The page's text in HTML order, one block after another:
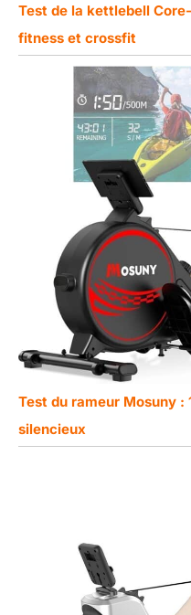
Test de la kettlebell
fitness et crossfit
Test du rameur Mosuny
silencieux